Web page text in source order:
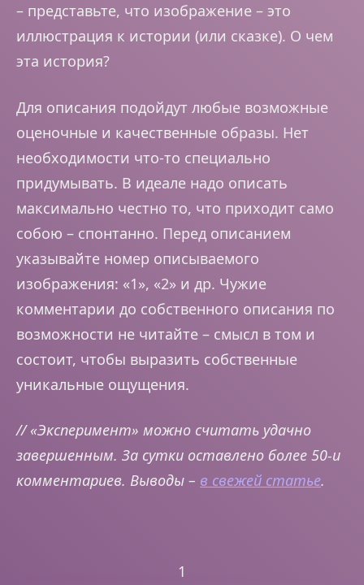
– представьте, что изображение – это
иллюстрация к истории (или сказке). О чем
эта история?
Для описания подойдут любые возможные
оценочные и качественные образы. Нет
необходимости что-то специально
придумывать. В идеале надо описать
максимально честно то, что приходит само
собою – спонтанно. Перед описанием
указывайте номер описываемого
изображения: «1», «2» и др. Чужие
комментарии до собственного описания по
возможности не читайте – смысл в том и
состоит, чтобы выразить собственные
уникальные ощущения.
// «Эксперимент» можно считать удачно
завершенным. За сутки оставлено более 50-и
комментариев. Выводы – в свежей статье.
1